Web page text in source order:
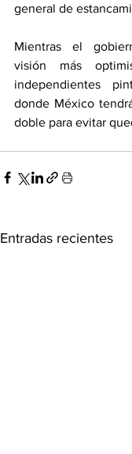
general de
Mientras el
visión más
independientes
donde México
doble para evitar
Entradas recientes